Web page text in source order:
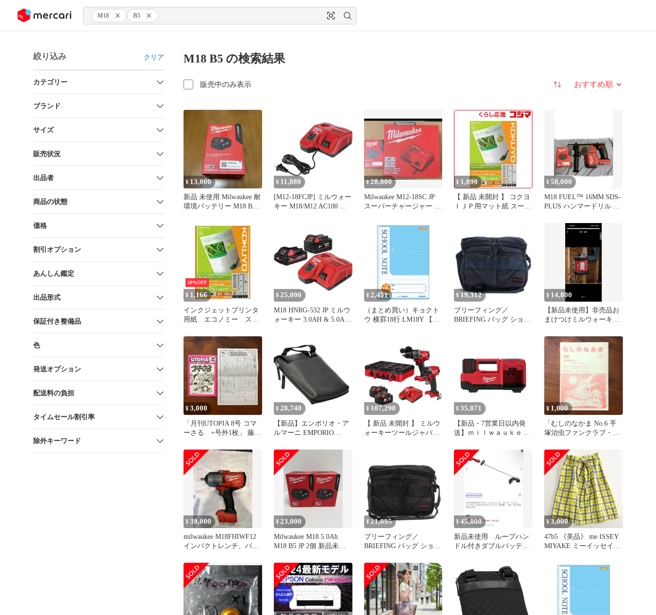
ツにスキップ M18 B5
絞り込み クリア
カテゴリー
ブランド
サイズ
販売状況
出品者
商品の状態
価格
割引オプション
あんしん鑑定
出品形式
保証付き整備品
色
発送オプション
配送料の負担
タイムセール割引率
除外キーワード
M18 B5 の検索結果
販売中のみ表示 並び替え
¥ 13,000
新品 未使用 Milwaukee 耐
環境バッテリー M18 B5-
¥ 11,880
[M12-18FCJP] ミルウォー
キー M18/M12 AC100 充
ンス 車 自動車 便利 長寿
命 簡単 電動工具 作業
¥28,800
Milwaukee M12-18SC JP
スーパーチャージャー 本
¥ 1,090
【 新品 未開封 】 コクヨ
ＩＪＰ用マット紙 スーパ
¥58,000
M18 FUEL™ 16MM SDS-
PLUS ハンマードリル バ
10%OFF
¥ 1,166
インクジェットプリンタ
用紙 エコノミー スー
Ｂ５ １００枚 KJ-
M18B5-100【コクヨ】
¥ 25,000
M18 HNRG-532 JP ミルウ
ォーキー 3.0AH & 5.0AH
M18HNRG532JP
M18HNRG532 M18HNRG
HNRG 532 5A 3A バッテ
リー )
¥ 2,451
（まとめ買い）キョクト
ウ 横罫18行 LM18Y 【10
¥ 19,312
ブリーフィング／
BRIEFING バッグ ショル
MW モジュール ウエア
ハンドストラップ メッセ
ンジャーバッグ
¥ 14,800
【新品未使用】非売品お
まけつけミルウォーキー
アライト
¥3,000
「月刊UTOPIA 8号 コマ
ーさる +号外1枚」 藤子
58年3月31日発行 ☆ファ
ンジン/同人誌/漫画研究/
会誌/昭和漫画/単行本未
収録/名作劇場/私家版/コ
レクター資料/資料本
U2TL3Q aaB69nm18
¥ 28,740
【新品】エンポリオ・ア
ルマーニ EMPORIO
Y4M185Y138E 81072
¥ 107,290
【 新品 未開封 】 ミルウ
ォーキーツールジャパン
M18FPP2A3502PJP 未使
用 送料無料
¥ 35,071
【新品・7営業日以内発
送】ｍｉｌｗａｕｋｅｅ
空気入れ M18BI0APJ【沖
縄離島販売不可】
¥ 1,000
「むしのなかま No.6 手
塚治虫ファンクラブ・山
治虫ファンクラブ・山形
昭和58年4月29日発行 ☆
ファンジン/同人誌/漫画
研究/会誌/昭和漫画/アン
ケート/鉄腕アトム/電光
人間/山形/漫画資料
LBF2PR aa15いnm18
¥39,000
milwaukee M18FHIWF12
インパクトレンチ、バッ
¥ 23,000
Milwaukee M18 5.0Ah
M18 B5 JP 2個 新品未開
¥21,095
ブリーフィング／
BRIEFING バッグ ショル
性 男性用 ナイロン ブラ
ック 黒 BRM181203
MODULE WARE DUNE S
MW モジュール ウエア
ハンドストラップ メッセ
ンジャーバッグ
¥45,000
新品未使用 ループハン
ドル付きダブルバッテリ
¥3,000
47b5 《美品》 me ISSEY
MIYAKE ミーイッセイミ
アスカート ウエストベル
ト付き M182FG691 イエ
ロー グレー コットン
100％ レディース